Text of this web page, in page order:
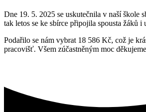
Dne 19. 5. 2025 se uskutečnila v naší
tak letos se ke sbírce připojila spousta žáků i
Podařilo se nám vybrat 18 586 Kč, což je
pracovišť. Všem zúčastněným moc